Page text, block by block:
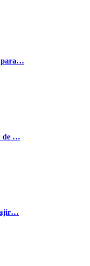
para…
de …